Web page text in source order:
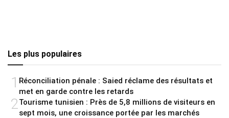
Les plus populaires
1 Réconciliation pénale : Saied réclame des résultats et
met en garde contre les retards
2 Tourisme tunisien : Près de 5,8 millions de visiteurs en
sept mois, une croissance portée par les marchés